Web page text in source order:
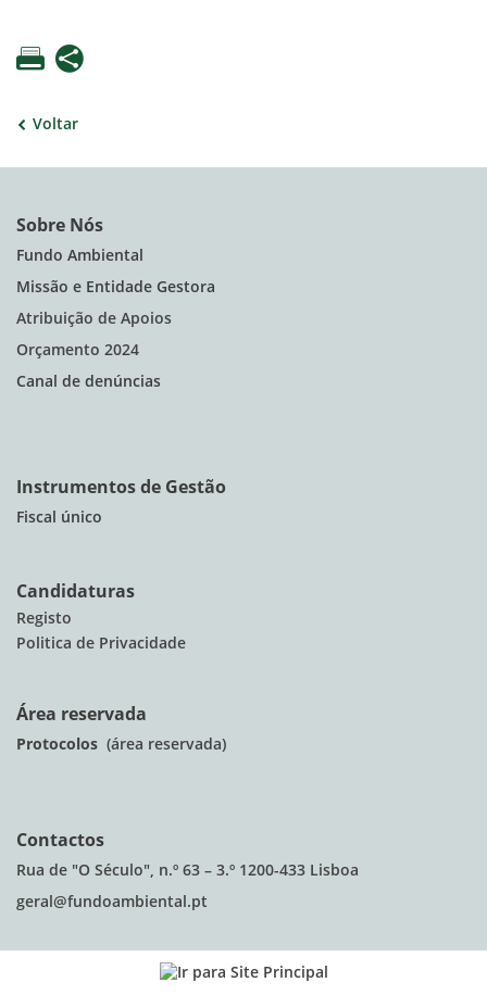
Voltar
Sobre Nós
Fundo Ambiental
Missão e Entidade Gestora
Atribuição de Apoios
Orçamento 2024
Canal de denúncias
Instrumentos de Gestão
Fiscal único
Candidaturas
Registo
Politica de Privacidade
Área reservada
Protocolos (área reservada)
Contactos
Rua de "O Século", n.º 63 – 3.º 1200-433 Lisboa
geral@fundoambiental.pt